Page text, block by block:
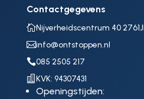
Contactgegevens
Nijverheidscentrum 40
info@ontstoppen.nl
085 2505 217
 KVK: 94307431
Openingstijden: